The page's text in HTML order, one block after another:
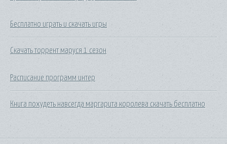
Бесплатно играть и скачать игры
Скачать торрент маруся 1 сезон
Расписание программ интер
Книга похудеть навсегда маргарита королева скачать бесплатно